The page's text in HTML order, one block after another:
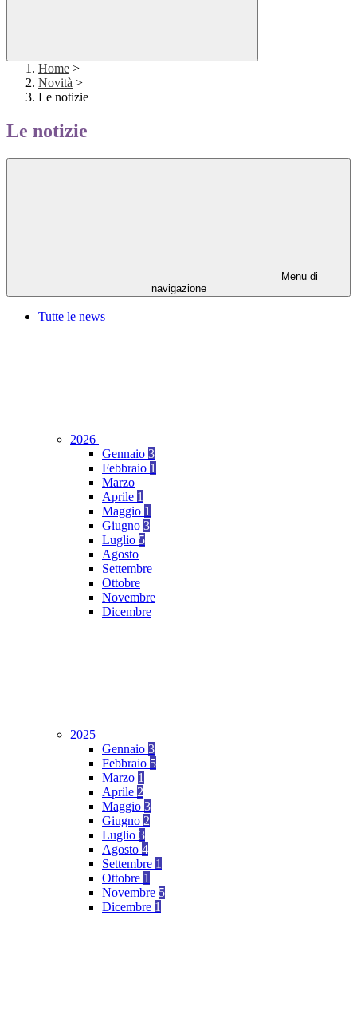
Home >
Novità >
Le notizie
Le notizie
Menu di
navigazione
Tutte le news
2026
Gennaio 3
Febbraio 1
Marzo
Aprile 1
Maggio 1
Giugno 3
Luglio 5
Agosto
Settembre
Ottobre
Novembre
Dicembre
2025
Gennaio 3
Febbraio 5
Marzo 1
Aprile 2
Maggio 3
Giugno 2
Luglio 3
Agosto 4
Settembre 1
Ottobre 1
Novembre 5
Dicembre 1